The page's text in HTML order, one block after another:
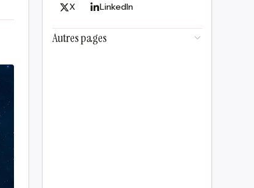
X LinkedIn
Autres pages